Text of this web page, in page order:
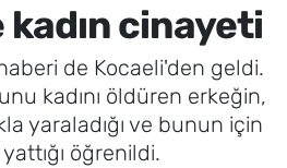
kadın cinayeti
de Kocaeli'den geldi.
kadını öldüren erkeğin,
yaraladığı ve bunun için
öğrenildi.